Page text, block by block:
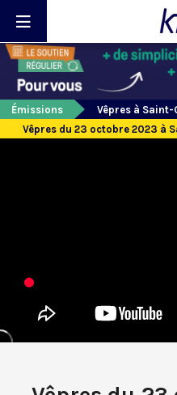
Émissions
Vêpres à
Vêpres du 23 octobre 2023 à